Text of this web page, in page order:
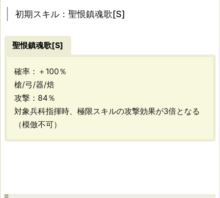
[S]
途：
蘆
名
部
初期スキル：聖恨鎮魂歌[S]
聖恨鎮魂歌[S]
確率：＋100％
槍/弓/器/焙
攻撃：84％
対象兵科指揮時、極限スキルの攻撃効果が3倍となる
（模倣不可）